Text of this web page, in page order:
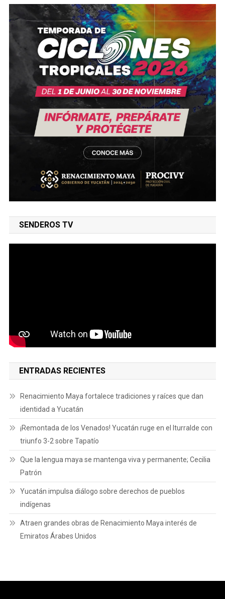
SENDEROS TV
ENTRADAS RECIENTES
Renacimiento Maya fortalece tradiciones y raíces que dan
identidad a Yucatán
¡Remontada de los Venados! Yucatán ruge en el Iturralde con
triunfo 3-2 sobre Tapatío
Que la lengua maya se mantenga viva y permanente; Cecilia
Patrón
Yucatán impulsa diálogo sobre derechos de pueblos
indígenas
Atraen grandes obras de Renacimiento Maya interés de
Emiratos Árabes Unidos